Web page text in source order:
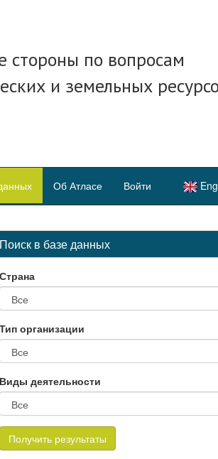
стороны по вопросам
и земельных
Об Атласе Войти
Поиск в базе данных
Страна
Тип организации
Виды деятельности
Получить результаты